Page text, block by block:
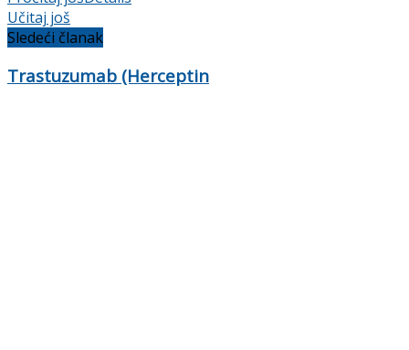
Učitaj još
Sledeći članak
Trastuzumab (Herceptin